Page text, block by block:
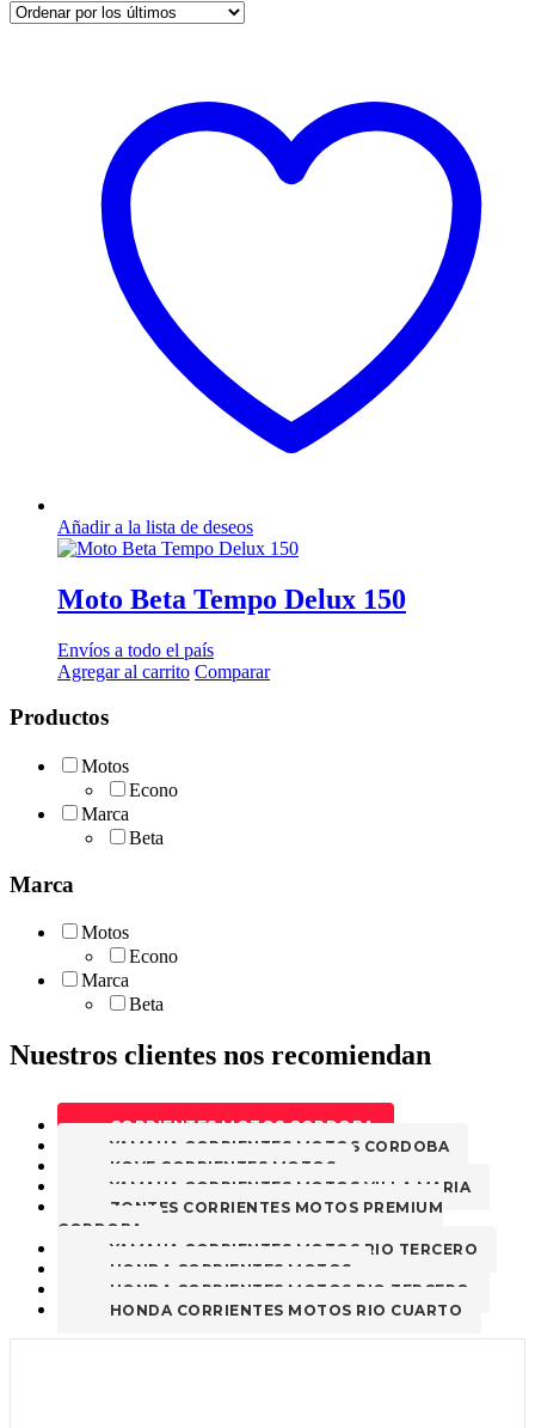
Añadir a la lista de deseos
Moto Beta Tempo Delux 150
Envíos a todo el país
Agregar al carrito Comparar
Productos
Motos
Econo
Marca
Beta
Marca
Motos
Econo
Marca
Beta
Nuestros clientes nos recomiendan
CORRIENTES MOTOS CORDOBA
YAMAHA CORRIENTES MOTOS CORDOBA
KOVE CORRIENTES MOTOS
YAMAHA CORRIENTES MOTOS VILLA MARIA
ZONTES CORRIENTES MOTOS PREMIUM
CORDOBA
YAMAHA CORRIENTES MOTOS RIO TERCERO
HONDA CORRIENTES MOTOS
HONDA CORRIENTES MOTOS RIO TERCERO
HONDA CORRIENTES MOTOS RIO CUARTO